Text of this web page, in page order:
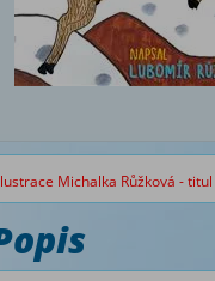
Michalka Růžková -